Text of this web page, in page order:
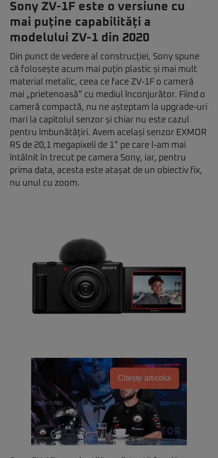
Sony ZV-1F este o versiune cu
mai puține capabilități a
modelului ZV-1 din 2020
Din punct de vedere al construcției, Sony spune
că folosește acum mai puțin plastic și mai mult
material metalic, ceea ce face ZV-1F o cameră
mai „prietenoasă” cu mediul înconjurător. Fiind o
cameră compactă, nu ne așteptam la upgrade-uri
mari la capitolul senzor și chiar nu este cazul
pentru îmbunătățiri. Avem același senzor EXMOR
RS de 20,1 megapixeli de 1” pe care l-am mai
întâlnit în trecut pe camera Sony, iar, pentru
prima data, acesta este atașat de un obiectiv fix,
nu unul cu zoom.
Citește articolul